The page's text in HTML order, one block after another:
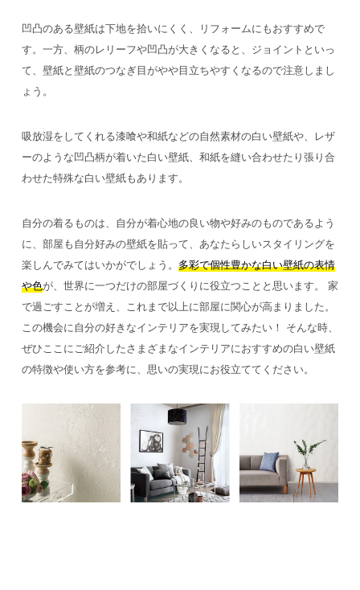
凹凸のある壁紙は下地を拾いにくく、リフォームにもおすすめで
す。一方、柄のレリーフや凹凸が大きくなると、ジョイントといっ
て、壁紙と壁紙のつなぎ目がやや目立ちやすくなるので注意しまし
ょう。
吸放湿をしてくれる漆喰や和紙などの自然素材の白い壁紙や、レザ
ーのような凹凸柄が着いた白い壁紙、和紙を縫い合わせたり張り合
わせた特殊な白い壁紙もあります。
自分の着るものは、自分が着心地の良い物や好みのものであるよう
に、部屋も自分好みの壁紙を貼って、あなたらしいスタイリングを
楽しんでみてはいかがでしょう。 多彩で個性豊かな白い壁紙の表情
や色が、世界に一つだけの部屋づくりに役立つことと思います。
家
で過ごすことが増え、これまで以上に部屋に関心が高まりました。
この機会に自分の好きなインテリアを実現してみたい！ そんな時、
ぜひここにご紹介したさまざまなインテリアにおすすめの白い壁紙
の特徴や使い方を参考に、思いの実現にお役立ててください。